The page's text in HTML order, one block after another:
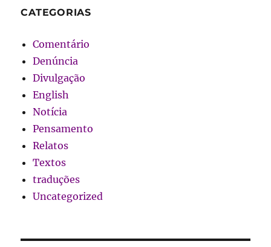
CATEGORIAS
Comentário
Denúncia
Divulgação
English
Notícia
Pensamento
Relatos
Textos
traduções
Uncategorized